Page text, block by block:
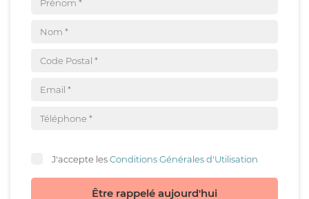
J'accepte lesConditions Générales d'Utilisation
Être rappelé aujourd'hui